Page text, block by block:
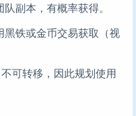
副本，有概率获得。
黑铁或金币交易获取（视
可转移，因此规划使用